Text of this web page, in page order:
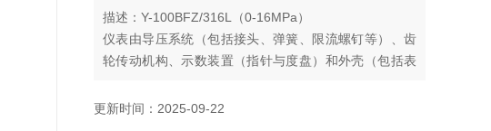
描述：Y-100BFZ/316L（0-16MPa）
仪表由导压系统（包括接头、弹簧、限流螺钉等）、齿
轮传动机构、示数装置（指针与度盘）和外壳（包括表
有效地保护内部机件免受环境影响和污秽侵入。对于在
更新时间：2025-09-22